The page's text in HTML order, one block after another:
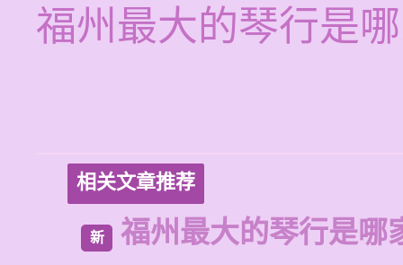
福州最大的琴行是
相关文章推荐
新 福州最大的琴行是哪